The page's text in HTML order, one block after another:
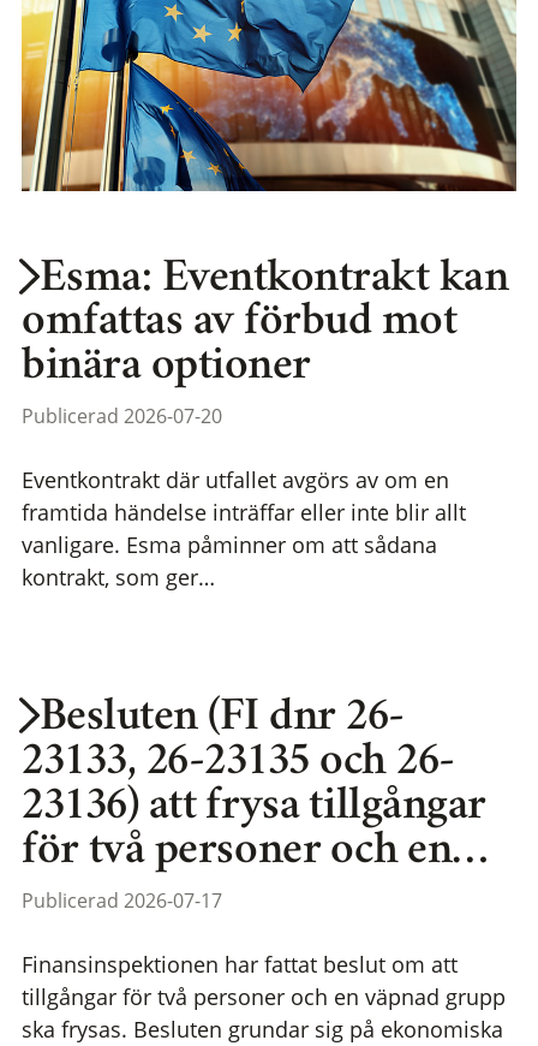
Esma: Eventkontrakt kan
omfattas av förbud mot
binära optioner
Publicerad 2026-07-20
Eventkontrakt där utfallet avgörs av om en
framtida händelse inträffar eller inte blir allt
vanligare. Esma påminner om att sådana
kontrakt, som ger…
Besluten (FI dnr 26-
23133, 26-23135 och 26-
23136) att frysa tillgångar
för två personer och en…
Publicerad 2026-07-17
Finansinspektionen har fattat beslut om att
tillgångar för två personer och en väpnad grupp
ska frysas. Besluten grundar sig på ekonomiska